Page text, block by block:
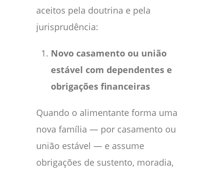
aceitos pela doutrina e pela
jurisprudência:
Novo casamento ou união
estável com dependentes e
obrigações financeiras
Quando o alimentante forma uma
nova família — por casamento ou
união estável — e assume
obrigações de sustento, moradia,